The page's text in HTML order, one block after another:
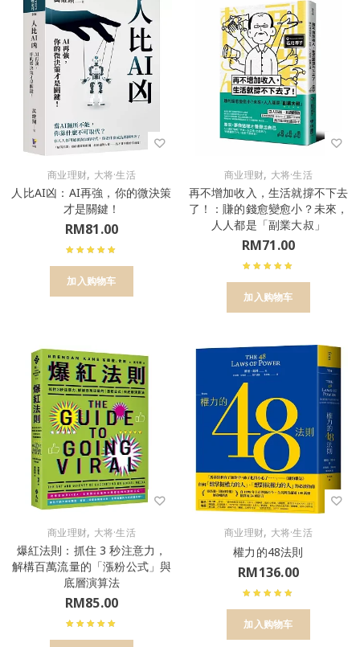
商业理财, 大将·生活
人比AI凶：AI再強，你的微決策
才是關鍵！
RM81.00
加入购物车
商业理财, 大将·生活
再不增加收入，生活就撐不下去
了！：賺的錢愈變愈小？未來，
人人都是「副業大叔」
RM71.00
加入购物车
商业理财, 大将·生活
爆紅法則：抓住 3 秒注意力，
解構百萬流量的「漲粉公式」與
底層演算法
RM85.00
商业理财, 大将·生活
權力的48法則
RM136.00
加入购物车